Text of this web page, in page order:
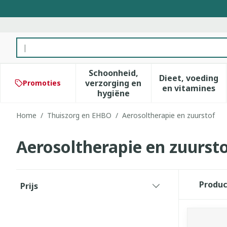
Product, merk, categorie...
Promoties
Schoonheid,
verzorging en
hygiëne
Toon submenu voor
Dieet, voeding
en vitamines
Toon
Home / Thuiszorg en EHBO / Aerosoltherapie en zuurstof
Aerosoltherapie en
Prijs